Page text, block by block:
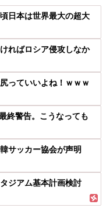
日本は世界最大の超大
ればロシア侵攻しなか
っていいよね！ｗｗｗ
終警告。こうなっても
サッカー協会が声明
ジアム基本計画検討